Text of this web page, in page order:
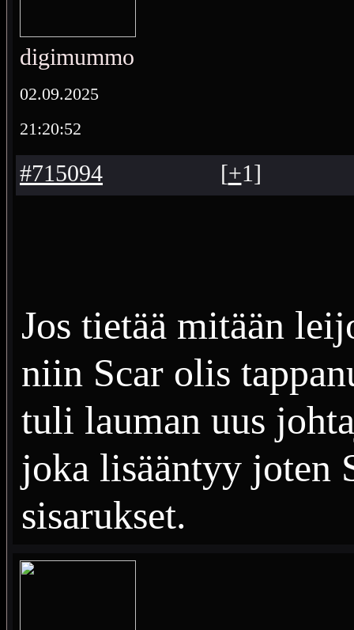
digimummo
02.09.2025
21:20:52
#715094 [+1]
Jos tietää mitään
niin Scar olis
tuli lauman uus
joka lisääntyy joten
sisarukset.